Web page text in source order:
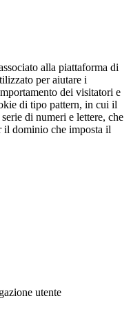
alla piattaforma di
per aiutare i
dei visitatori e
di tipo pattern, in cui il
di numeri e lettere, che
il dominio che imposta il
utente